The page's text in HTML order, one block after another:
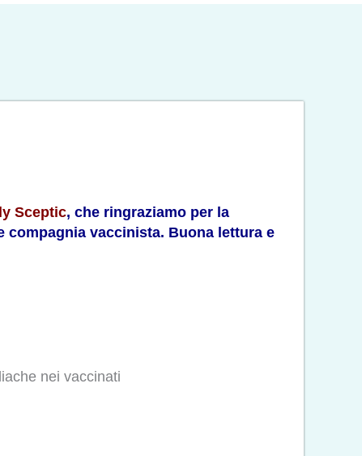
Sceptic, che ringraziamo per la
compagnia vaccinista. Buona lettura e
nei vaccinati